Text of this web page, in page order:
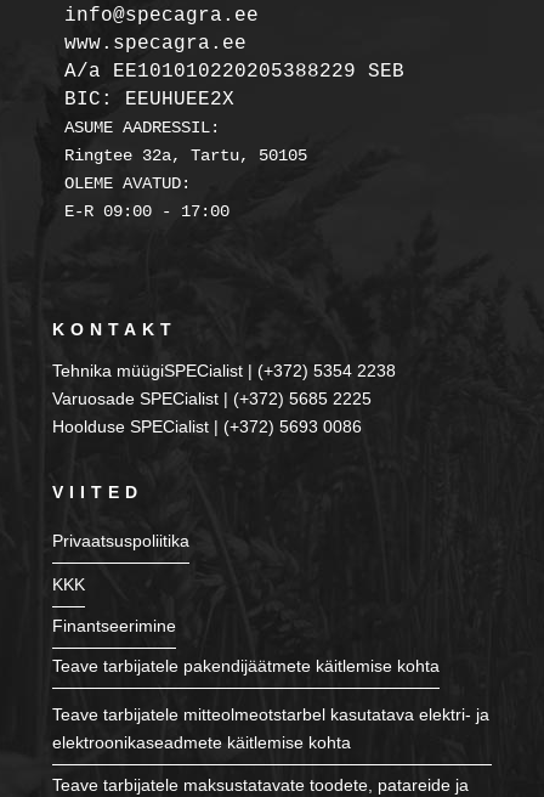
info@specagra.ee
A/a EE101010220205388229 SEB
BIC: EEUHUEE2X
ASUME AADRESSIL:
Ringtee 32a, Tartu, 50105
OLEME AVATUD:
E-R 09:00 - 17:00
KONTAKT
Tehnika müügiSPECialist | (+372) 5354 2238
Varuosade SPECialist | (+372) 5685 2225
Hoolduse SPECialist | (+372) 5693 0086
VIITED
Privaatsuspoliitika
KKK
Finantseerimine
Teave tarbijatele pakendijäätmete käitlemise kohta
Teave tarbijatele mitteolmeotstarbel kasutatava elektri- ja
elektroonikaseadmete käitlemise kohta
Teave tarbijatele maksustatavate toodete, patareide ja